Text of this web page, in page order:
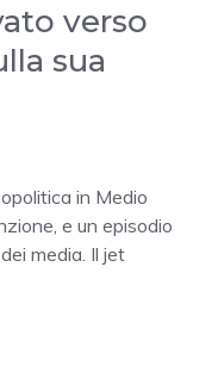
verso
sua
in Medio
e un episodio
media. Il jet